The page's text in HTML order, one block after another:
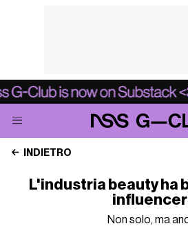
INDIETRO
L'industria beauty ha
Non solo, ma